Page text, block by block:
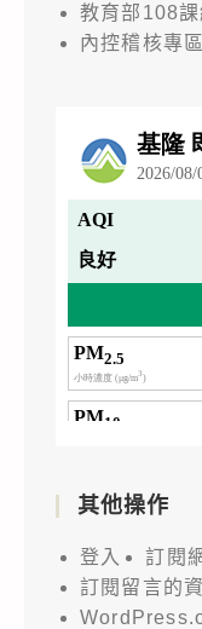
教育部108課
內控稽核專區
其他操作
登入
訂閱
訂閱留言的